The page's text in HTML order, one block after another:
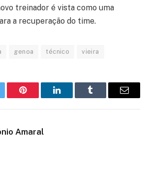
treinador é vista como uma
a recuperação do time.
genoa técnico vieira
Pinterest LinkedInTumblr Email
Amaral